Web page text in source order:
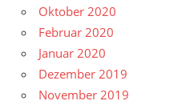
Oktober 2020
Februar 2020
Januar 2020
Dezember 2019
November 2019